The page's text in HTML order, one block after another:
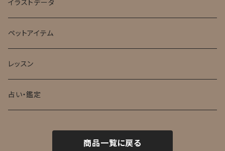
イラストデータ
ペットアイテム
レッスン
占い・鑑定
商品一覧に戻る